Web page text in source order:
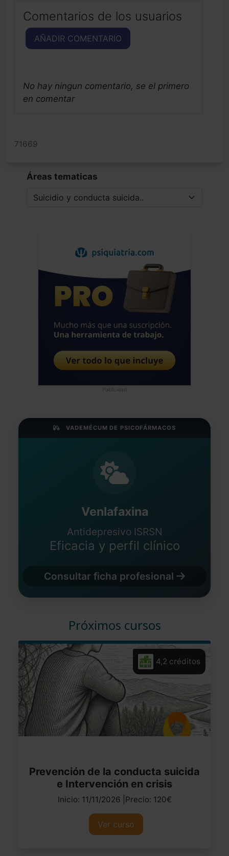
Comentarios de los usuarios
AÑADIR COMENTARIO
No hay ningun comentario, se el primero
en comentar
71669
Áreas tematicas
Publicidad
VADEMÉCUM DE PSICOFÁRMACOS
Venlafaxina
Antidepresivo ISRSN
Eficacia y perfil clínico
Consultar ficha profesional
Próximos cursos
4,2 créditos
Prevención de la conducta suicida
e Intervención en crisis
Inicio: 11/11/2026 |Precio: 120€
Ver curso